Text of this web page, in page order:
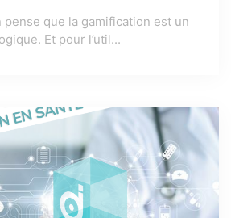
pense que la gamification est un
Et pour l’util...